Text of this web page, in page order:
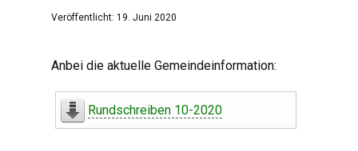
Veröffentlicht: 19. Juni 2020
Anbei die aktuelle Gemeindeinformation:
Rundschreiben 10-2020